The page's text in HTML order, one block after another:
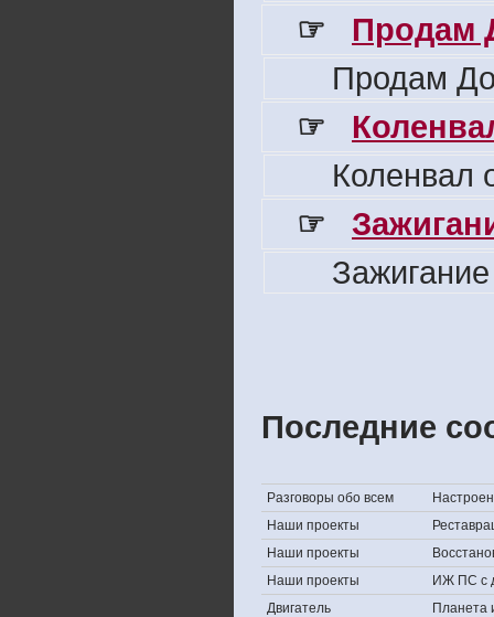
☞
Продам
Продам
☞
Коленвал
☞
Последние
Разговоры обо всем
Наши проекты
Наши проекты
Наши проекты
ИЖ ПС с
Двигатель
Планета